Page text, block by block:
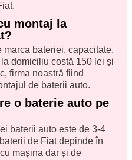
montaj la
marca bateriei, capacitate,
domiciliu costă 150 lei și
firma noastră fiind
de baterii auto.
o baterie auto pe
baterii auto este de 3-4
de Fiat depinde în
mașina dar și de